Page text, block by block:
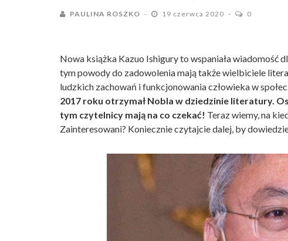
PAULINA ROSZKO 19 czerwca 2020 0
Nowa książka Kazuo Ishigury to wspaniała wiadomość
tym powody do zadowolenia mają także wielbiciele
ludzkich zachowań i funkcjonowania człowieka w
2017 roku otrzymał Nobla w dziedzinie literatury.
tym czytelnicy mają na co czekać! Teraz wiemy, na
Zainteresowani? Koniecznie czytajcie dalej, by